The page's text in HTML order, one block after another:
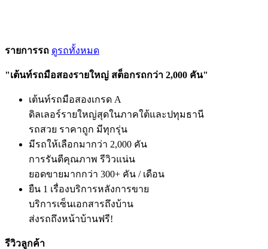
รายการรถ ดูรถทั้งหมด
"เต้นท์รถมือสองรายใหญ่ สต็อกรถกว่า 2,000 คัน"
เต้นท์รถมือสองเกรด A
ดิลเลอร์รายใหญ่สุดในภาคใต้และปทุมธานี
รถสวย ราคาถูก มีทุกรุ่น
มีรถให้เลือกมากว่า 2,000 คัน
การรันตีคุณภาพ รีวิวแน่น
ยอดขายมากกว่า 300+ คัน / เดือน
ยืน 1 เรื่องบริการหลังการขาย
บริการเซ็นเอกสารถึงบ้าน
ส่งรถถึงหน้าบ้านฟรี!
รีวิวลูกค้า